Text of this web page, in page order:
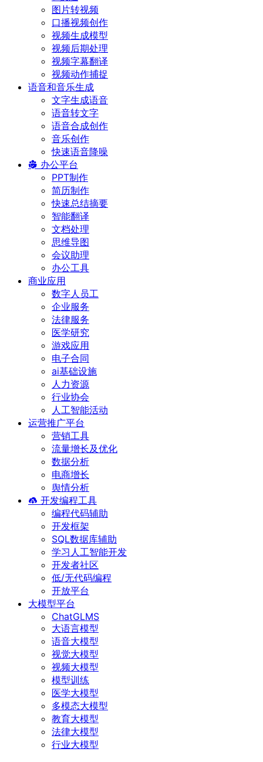
图片转视频
口播视频创作
视频生成模型
视频后期处理
视频字幕翻译
视频动作捕捉
语音和音乐生成
文字生成语音
语音转文字
语音合成创作
音乐创作
快速语音降噪
办公平台
PPT制作
简历制作
快速总结摘要
智能翻译
文档处理
思维导图
会议助理
办公工具
商业应用
数字人员工
企业服务
法律服务
医学研究
游戏应用
电子合同
ai基础设施
人力资源
行业协会
人工智能活动
运营推广平台
营销工具
流量增长及优化
数据分析
电商增长
舆情分析
开发编程工具
编程代码辅助
开发框架
SQL数据库辅助
学习人工智能开发
开发者社区
低/无代码编程
开放平台
大模型平台
ChatGLMS
大语言模型
语音大模型
视觉大模型
视频大模型
模型训练
医学大模型
多模态大模型
教育大模型
法律大模型
行业大模型